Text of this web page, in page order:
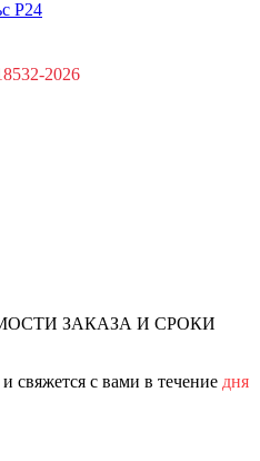
2026
ЗАКАЗА И СРОКИ
свяжется с вами в течение дня